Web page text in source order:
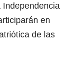
en
de las